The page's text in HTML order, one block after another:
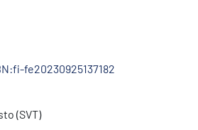
fe20230925137182
(SVT)